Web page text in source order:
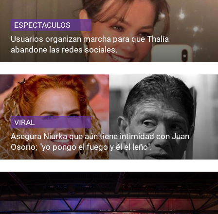
ESPECTACULOS
Usuarios organizan marcha para que Thalía
abandone las redes sociales.
VIRAL
Asegura Niurka que aún tiene intimidad con Juan
Osorio; "yo pongo el fuego y él el leño".